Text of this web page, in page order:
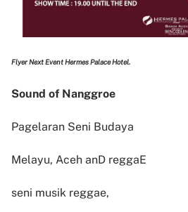
Flyer Next Event Hermes Palace Hotel.
Sound of Nanggroe
Pagelaran Seni Budaya
Melayu, Aceh anD reggaE
seni musik reggae,